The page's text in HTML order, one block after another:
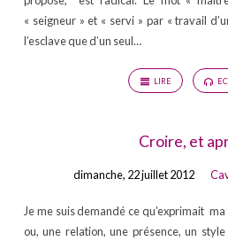
« seigneur » et « servi » par « travail
l’esclave que d’un seul…
LIRE
Croire, et
dimanche, 22 juillet 2012
Je me suis demandé ce qu’exprimait
ou, une relation, une présence, un